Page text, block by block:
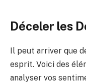
Déceler les
Il peut arriver que
esprit. Voici des
analyser vos